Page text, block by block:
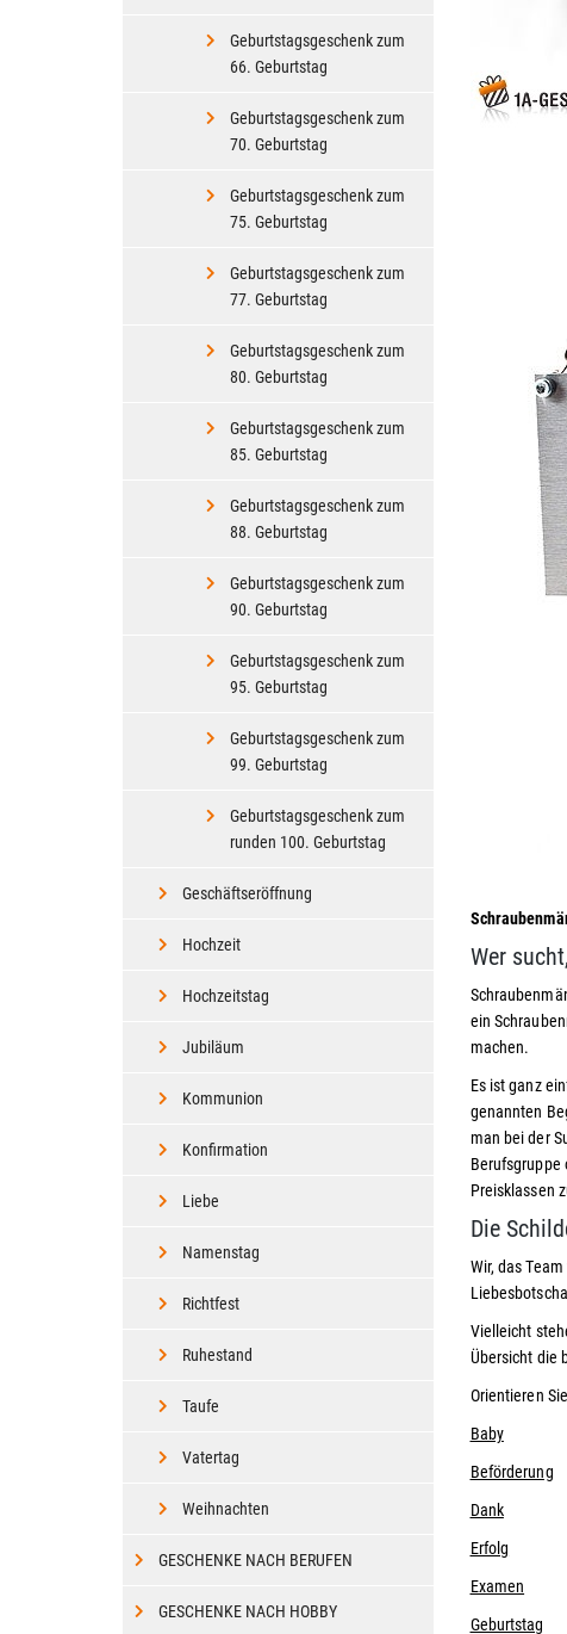
Wer
ein
machen.
Es ist ganz
genannten
man bei der
Berufsgruppe
Preisklassen
Die
Wir, das
Vielleicht
Übersicht die
Orientieren
Baby
Beförderung
Dank
Erfolg
Examen
Geburtstag
Geburtstagsgeschenk zum
66. Geburtstag
Geburtstagsgeschenk zum
70. Geburtstag
Geburtstagsgeschenk zum
75. Geburtstag
Geburtstagsgeschenk zum
77. Geburtstag
Geburtstagsgeschenk zum
80. Geburtstag
Geburtstagsgeschenk zum
85. Geburtstag
Geburtstagsgeschenk zum
88. Geburtstag
Geburtstagsgeschenk zum
90. Geburtstag
Geburtstagsgeschenk zum
95. Geburtstag
Geburtstagsgeschenk zum
99. Geburtstag
Geburtstagsgeschenk zum
runden 100. Geburtstag
Geschäftseröffnung
Hochzeit
Hochzeitstag
Jubiläum
Kommunion
Konfirmation
Liebe
Namenstag
Richtfest
Ruhestand
Taufe
Vatertag
Weihnachten
GESCHENKE NACH BERUFEN
GESCHENKE NACH HOBBY